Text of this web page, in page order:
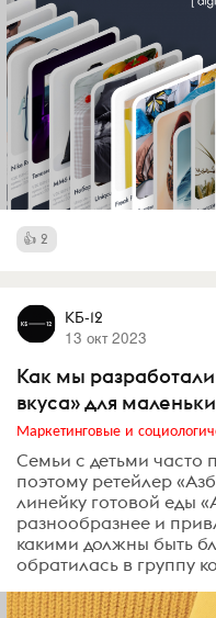
2
КБ-12
13 окт 2023
Как мы
вкуса» для
Маркетинговые и
Семьи с детьми часто
поэтому ретейлер
линейку готовой еды
разнообразнее и
какими должны быть
обратилась в группу